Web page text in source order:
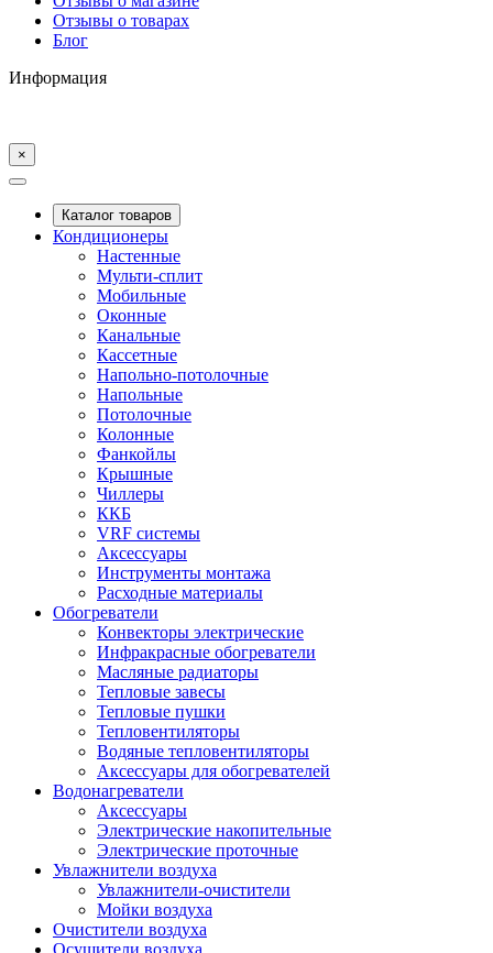
Отзывы о товарах
Блог
Информация
×
Каталог товаров
Кондиционеры
Настенные
Мульти-сплит
Мобильные
Оконные
Канальные
Кассетные
Напольно-потолочные
Напольные
Потолочные
Колонные
Фанкойлы
Крышные
Чиллеры
ККБ
VRF системы
Аксессуары
Инструменты монтажа
Расходные материалы
Обогреватели
Конвекторы электрические
Инфракрасные обогреватели
Масляные радиаторы
Тепловые завесы
Тепловые пушки
Тепловентиляторы
Водяные тепловентиляторы
Аксессуары для обогревателей
Водонагреватели
Аксессуары
Электрические накопительные
Электрические проточные
Увлажнители воздуха
Увлажнители-очистители
Мойки воздуха
Очистители воздуха
Осушители воздуха